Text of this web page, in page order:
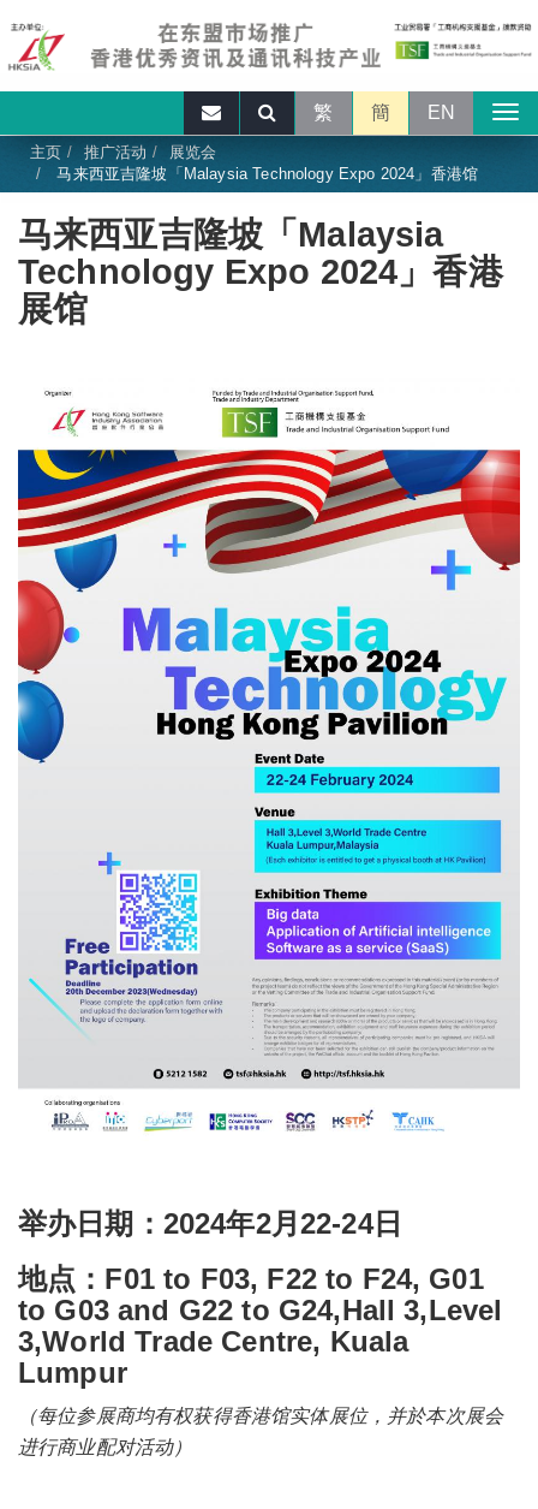
繁 簡 EN
主页 推广活动
展览会
马来西亚吉隆坡「Malaysia Technology Expo 2024」香港馆
马来西亚吉隆坡「Malaysia
Technology Expo 2024」香港
展馆
举办日期： 2024年2月22-24日​
地点： F01 to F03, F22 to F24, G01
to G03 and G22 to G24,Hall 3,Level
3,World Trade Centre, Kuala
Lumpur
（每位参展商均有权获得香港馆实体展位，并於本次展会
进行商业配对活动）